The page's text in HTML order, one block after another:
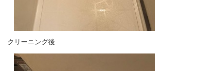
クリーニング後